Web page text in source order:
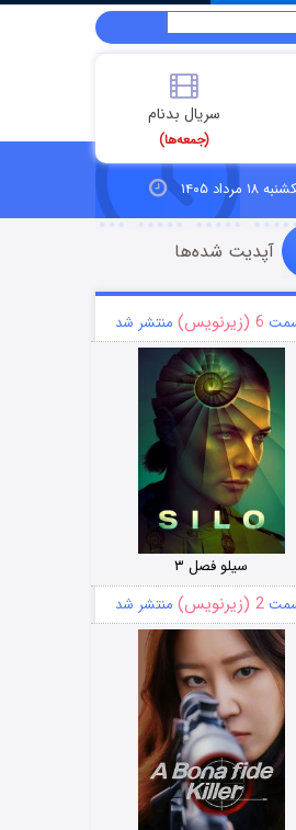
سریال بدنام
(جمعه‌ها)
۱۸ مرداد ۱۴۰۵
آپدیت شده‌ها
6 (زیرنویس) منتشر شد
سیلو فصل ۳
2 (زیرنویس) منتشر شد